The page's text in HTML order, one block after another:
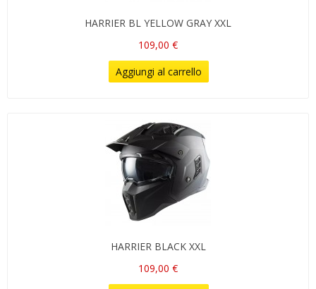
HARRIER BL YELLOW GRAY XXL
109,00 €
Aggiungi al carrello
HARRIER BLACK XXL
109,00 €